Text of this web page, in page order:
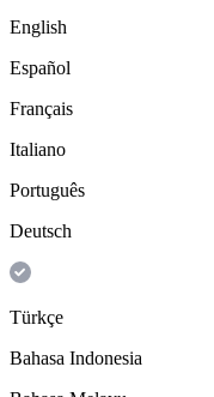
English
Español
Français
Italiano
Português
Deutsch
Türkçe
Bahasa Indonesia